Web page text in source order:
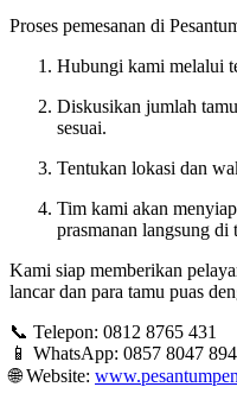
Proses pemesanan di
Hubungi kami melalui
Diskusikan jumlah
sesuai.
Tentukan lokasi dan
Tim kami akan
prasmanan langsung di
Kami siap memberikan
lancar dan para tamu puas
📞 Telepon: 0812 8765 431
📱 WhatsApp: 0857 8047
🌐 Website: